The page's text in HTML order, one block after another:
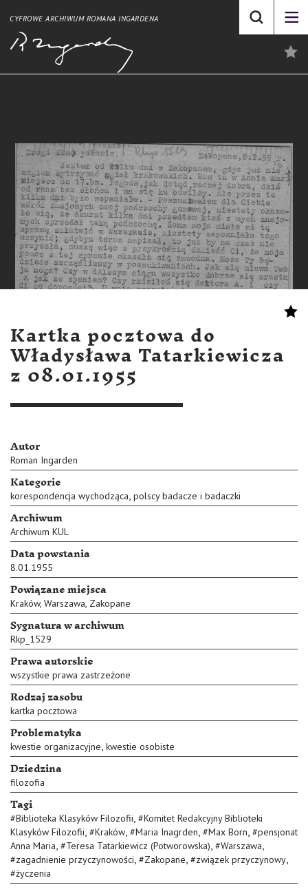
CYFROWE ARCHIWUM ROMANA INGARDENA
Kartka pocztowa do
Władysława Tatarkiewicza
z 08.01.1955
Autor
Roman Ingarden
Kategorie
korespondencja wychodząca, polscy badacze i badaczki
Archiwum
Archiwum KUL
Data powstania
8.01.1955
Powiązane miejsca
Kraków, Warszawa, Zakopane
Sygnatura w archiwum
Rkp_1529
Prawa autorskie
wszystkie prawa zastrzeżone
Rodzaj zasobu
kartka pocztowa
Problematyka
kwestie organizacyjne, kwestie osobiste
Dziedzina
filozofia
Tagi
#Biblioteka Klasyków Filozofii, #Komitet Redakcyjny Biblioteki
Klasyków Filozofii, #Kraków, #Maria Inagrden, #Max Born, #pensjonat
Anna Maria, #Teresa Tatarkiewicz (Potworowska), #Warszawa,
#zagadnienie przyczynowości, #Zakopane, #związek przyczynowy,
#życzenia